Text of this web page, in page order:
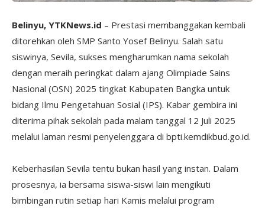
Belinyu, YTKNews.id – Prestasi membanggakan kembali
ditorehkan oleh SMP Santo Yosef Belinyu. Salah satu
siswinya, Sevila, sukses mengharumkan nama sekolah
dengan meraih peringkat dalam ajang Olimpiade Sains
Nasional (OSN) 2025 tingkat Kabupaten Bangka untuk
bidang Ilmu Pengetahuan Sosial (IPS). Kabar gembira ini
diterima pihak sekolah pada malam tanggal 12 Juli 2025
melalui laman resmi penyelenggara di bpti.kemdikbud.go.id.
‎Keberhasilan Sevila tentu bukan hasil yang instan. Dalam
prosesnya, ia bersama siswa-siswi lain mengikuti
bimbingan rutin setiap hari Kamis melalui program